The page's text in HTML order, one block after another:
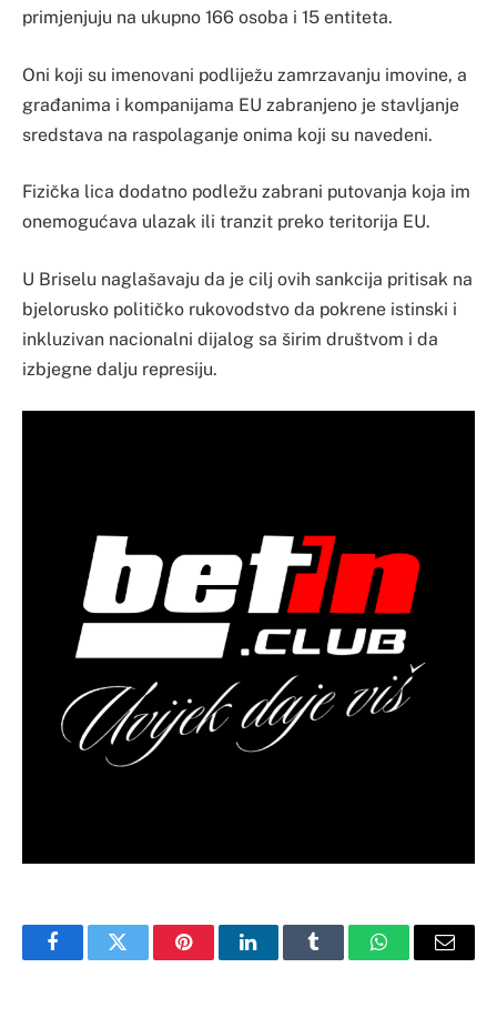
primjenjuju na ukupno 166 osoba i 15 entiteta.
Oni koji su imenovani podliježu zamrzavanju imovine, a
građanima i kompanijama EU zabranjeno je stavljanje
sredstava na raspolaganje onima koji su navedeni.
Fizička lica dodatno podležu zabrani putovanja koja im
onemogućava ulazak ili tranzit preko teritorija EU.
U Briselu naglašavaju da je cilj ovih sankcija pritisak na
bjelorusko političko rukovodstvo da pokrene istinski i
inkluzivan nacionalni dijalog sa širim društvom i da
izbjegne dalju represiju.
FacebookTwitter PinterestLinkedInTumblr WhatsAppEmail